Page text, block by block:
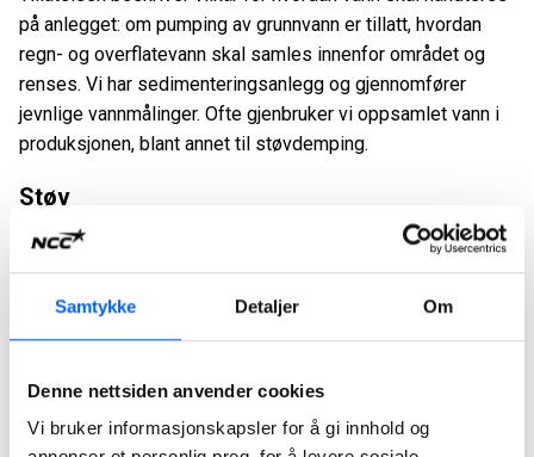
Samtykke Detaljer Om
Denne nettsiden anvender cookies
Vi bruker informasjonskapsler for å gi innhold og
på anlegget: om pumping av grunnvann er tillatt, hvordan
regn- og overflatevann skal samles innenfor området og
renses. Vi har sedimenteringsanlegg og gjennomfører
jevnlige vannmålinger. Ofte gjenbruker vi oppsamlet vann i
produksjonen, blant annet til støvdemping.
Støv
Vi jobber for å redusere støvspredning, først og fremst
gjennom vanning. Vi bruker også tiltak som feiing, renhold
og innkapsling av transportbånd og maskiner. Vi utfører
Etterbehandling av våre anlegg
Når driften avsluttes, skal området etterbehandles.
Allerede i søknadsfasen utarbeider vi en